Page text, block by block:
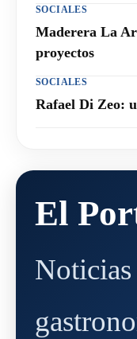
SOCIALES
Maderera La
proyectos
SOCIALES
Rafael Di Zeo:
El